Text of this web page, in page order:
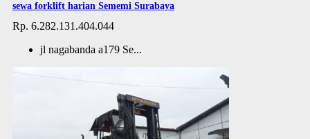
sewa forklift harian Sememi Surabaya
Rp. 6.282.131.404.044
jl nagabanda a179 Se...